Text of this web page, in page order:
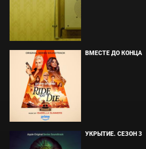
ВМЕСТЕ ДО КОНЦА
УКРЫТИЕ. СЕЗОН 3